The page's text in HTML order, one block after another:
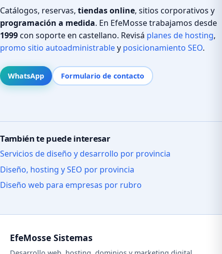
Catálogos, reservas, tiendas online, sitios corporativos y
programación a medida. En EfeMosse trabajamos desde
1999con soporte en castellano. Revisá planes de hosting,
promo sitio autoadministrabley posicionamiento SEO.
WhatsApp Formulario de contacto
También te puede interesar
Servicios de diseño y desarrollo por provincia
Diseño, hosting y SEO por provincia
Diseño web para empresas por rubro
EfeMosse Sistemas